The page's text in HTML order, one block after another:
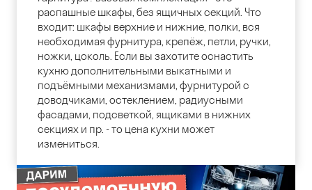
распашные шкафы, без ящичных секций. Что
входит: шкафы верхние и нижние, полки, вся
необходимая фурнитура, крепёж, петли, ручки,
ножки, цоколь. Если вы захотите оснастить
кухню дополнительными выкатными и
подъёмными механизмами, фурнитурой с
доводчиками, остеклением, радиусными
фасадами, подсветкой, ящиками в нижних
секциях и пр. - то цена кухни может
измениться.